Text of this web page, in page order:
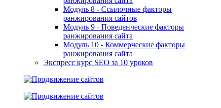
Модуль 8 - Ссылочные факторы
ранжирования сайтов
Модуль 9 - Поведенческие факторы
ранжирования сайта
Модуль 10 - Коммерческие факторы
ранжирования сайта
Экспресс курс SEO за 10 уроков